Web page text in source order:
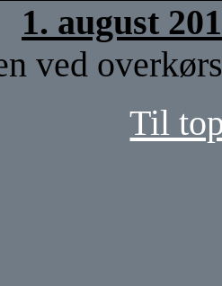
1. august
ved
Til